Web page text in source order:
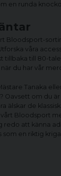
en runda
Bloodsport-
våra
tillbaka till 80-
du har vår
Tanaka
om du är
älskar de
Bloodsport
redo att känna
som en riktig